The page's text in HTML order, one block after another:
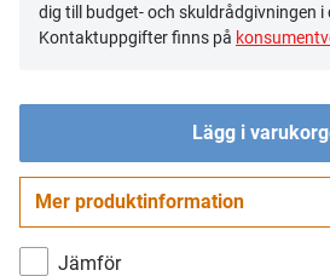
dig till budget- och skuldrådgivningen i
Kontaktuppgifter finns på
Lägg i
Gå till kassan
Mer produktinformation
Jämför